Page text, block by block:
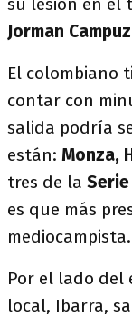
Jorman
El colombiano
contar con
salida podría
están: Monza,
tres de la
es que más
mediocampista.
Por el lado del
local, Ibarra,